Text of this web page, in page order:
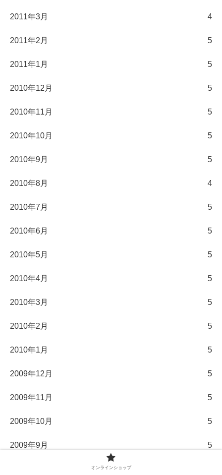
2011年3月 4
2011年2月 5
2011年1月 5
2010年12月 5
2010年11月 5
2010年10月 5
2010年9月 5
2010年8月 4
2010年7月 5
2010年6月 5
2010年5月 5
2010年4月 5
2010年3月 5
2010年2月 5
2010年1月 5
2009年12月 5
2009年11月 5
2009年10月 5
2009年9月 5
オンラインショップ